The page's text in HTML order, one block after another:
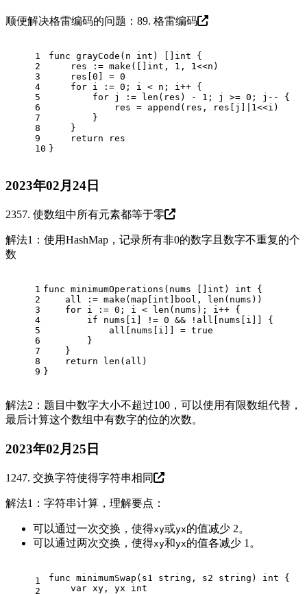
顺便解决格雷编码的问题： 89. 格雷编码
1
2
3
4
5
6
7
8
9
10
func grayCode (n int ) [] int {
    res :=
make ([] int , 1 , 1 <<n)
    res[
0 ] = 0
for i := 0 ; i < n; i++ {
for j := len (res) - 1 ; j >= 0 ; j-- {
            res =
append (res, res[j]| 1 <<i)
        }
    }
return res
}
2023年02月24日
2357. 使数组中所有元素都等于零
解法1：使用HashMap，记录所有非0的数字且数字不重复的个
数
1
2
3
4
5
6
7
8
9
func minimumOperations (nums [] int ) int {
    all :=
make ( map int bool , len (nums))
for i := 0 ; i < len (nums); i++ {
if nums[i] != 0 && !all[nums[i]] {
            all[nums[i]] =
true
        }
    }
return
len (all)
}
解法2：题目中数字大小不超过100，可以使用有限数组代替，
最后计算这个数组中有数字的位的次数。
2023年02月25日
1247. 交换字符使得字符串相同
解法1：字符串计算，理解要点：
可以通过一次交换，使得xy或yx的值减少 2。
可以通过两次交换，使得xy和yx的值各减少 1。
1
2
func minimumSwap (s1 string , s2 string ) int {
var xy, yx int